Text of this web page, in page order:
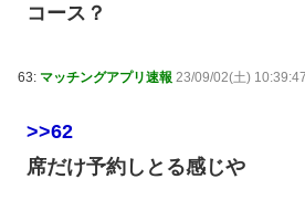
コース？
63: マッチングアプリ速報 23/09/02(土) 10:39:47
>>62
席だけ予約しとる感じや